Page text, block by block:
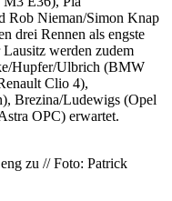
Rob Nieman/Simon Knap
drei Rennen als engste
werden zudem
Hupfer/Ulbrich (BMW
Clio 4),
Brezina/Ludewigs (Opel
OPC) erwartet.
zu // Foto: Patrick